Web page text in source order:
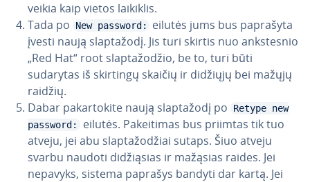
veikia kaip vietos laikiklis.
Tada po
New password:
eilutės jums bus paprašyta
įvesti naują slap­ta­žo­dį. Jis turi skirtis nuo anks­tes­nio
„Red Hat“ root slap­ta­žo­džio, be to, turi būti
sudarytas iš skirtingų skaičių ir didžiųjų bei mažųjų
raidžių.
Dabar pa­kar­to­ki­te naują slap­ta­žo­dį po
Retype new
password:
eilutės. Pa­kei­ti­mas bus priimtas tik tuo
atveju, jei abu slap­ta­žo­džiai sutaps. Šiuo atveju
svarbu naudoti di­džią­sias ir mažąsias raides. Jei
nepavyks, sistema paprašys bandyti dar kartą. Jei